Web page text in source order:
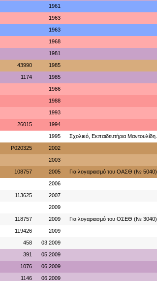
1961
1963
1963
1968
1981
43990 1985
1174 1985
1986
1988
1993
26015 1994
1995 Σχολικό, Εκπαιδευτήρια Μαντουλίδη.
P020325 2002
2003
108757 2005 Για λογαριασμό του ΟΑΣΘ (№ 5040)
2006
113625 2007
2009
118757 2009 Για λογαριασμό του ΟΣΕΘ (№ 3040)
119426 2009
458 03.2009
391 05.2009
1076 06.2009
1146 06.2009